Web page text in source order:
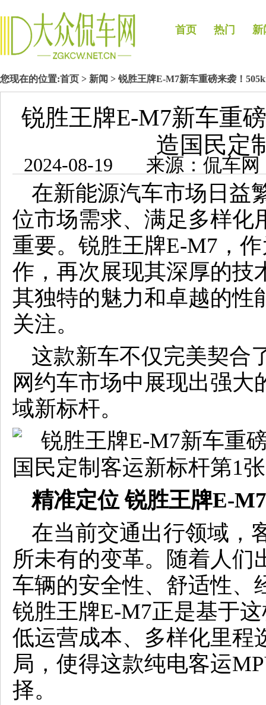
首页 热门 新
您现在的位置:首页 > 新闻 > 锐胜王牌E-M7新车重磅来袭！
锐胜王牌E-M7新车重
造国民定
2024-08-19 来源：侃车
在新能源汽车市场日益
位市场需求、满足多样化
重要。锐胜王牌E-M7，
作，再次展现其深厚的技
其独特的魅力和卓越的性
关注。
这款新车不仅完美契合
网约车市场中展现出强
域新标杆。
精准定位 锐胜王牌E-
在当前交通出行领域，
所未有的变革。随着人们
车辆的安全性、舒适性、
锐胜王牌E-M7正是基于
低运营成本、多样化里程
局，使得这款纯电客运
择。